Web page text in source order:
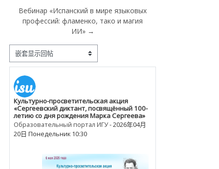
Вебинар «Испанский в мире языковых
профессий: фламенко, тако и магия
ИИ» →
显示模式
Культурно-просветительская акция
«Сергеевский диктант, посвящённый 100-
летию со дня рождения Марка Сергеева»
Образовательный портал ИГУ-2026年04月
20日 Понедельник 10:30
回帖数：0